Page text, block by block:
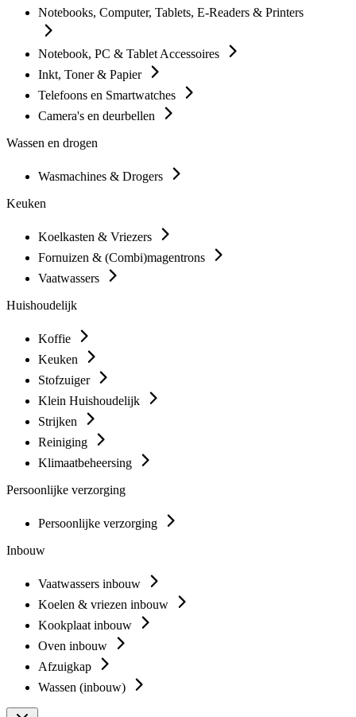
Notebooks, Computer, Tablets, E-Readers & Printers
Notebook, PC & Tablet Accessoires
Inkt, Toner & Papier
Telefoons en Smartwatches
Camera's en deurbellen
Wassen en drogen
Wasmachines & Drogers
Keuken
Koelkasten & Vriezers
Fornuizen & (Combi)magentrons
Vaatwassers
Huishoudelijk
Koffie
Keuken
Stofzuiger
Klein Huishoudelijk
Strijken
Reiniging
Klimaatbeheersing
Persoonlijke verzorging
Persoonlijke verzorging
Inbouw
Vaatwassers inbouw
Koelen & vriezen inbouw
Kookplaat inbouw
Oven inbouw
Afzuigkap
Wassen (inbouw)